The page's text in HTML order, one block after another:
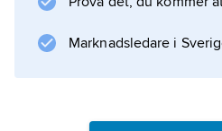
tillväxt.
Marknadsledare i